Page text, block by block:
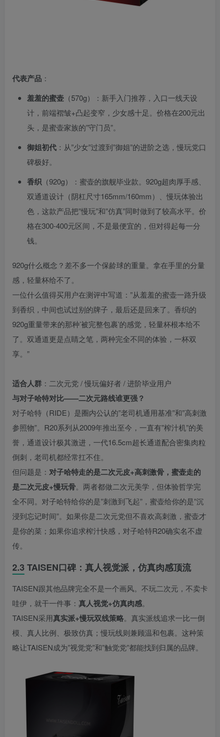
代表产品 ：
羞羞的蜜壶 （570g）：新手入门推荐，入口一线天设
计，前端褶皱+凸起变窄，少女感十足。价格在200元出
头，是蜜壶家族的”守门员”。
御姐初代 ：从”少女”过渡到”御姐”的进阶之选，慢玩党口
碑极好。
香织 （920g）：蜜壶的旗舰毕业款。920g超肉厚手感、
双通道设计（阴杠尺寸165mm/160mm）、慢玩体验出
色，这款产品把”慢玩”和”仿真”同时做到了较高水平。价
格在300-400元区间，不是最便宜的，但对得起每一分
钱。
920g什么概念？差不多一个保龄球的重量。拿在手里的分量
感，轻量杯给不了。
一位什么值得买用户在测评中写道：”从羞羞的蜜壶一路升级
到香织，中间也试过别的牌子，最后还是回来了。香织的
920g重量带来的那种’被完整包裹’的感觉，轻量杯根本给不
了。双通道更是点睛之笔，两种完全不同的体验，一杯双
享。”
适合人群 ：二次元党 / 慢玩偏好者 / 进阶毕业用户
与对子哈特对比——二次元路线谁更强？
对子哈特（RIDE）是圈内公认的”老司机通用基准”和”高刺激
参照物”。R20系列从2009年推出至今，一直有”榨汁机”的美
誉，通道设计极其激进，一代16.5cm超长通道配合密集肉粒
倒刺，老司机都经常扛不住。
但问题是： 对子哈特走的是二次元皮+高刺激骨，蜜壶走的
是二次元皮+慢玩骨。两者都做二次元美学，但体验哲学完
全不同。对子哈特给你的是”刺激到飞起”，蜜壶给你的是”沉
浸到忘记时间”。如果你是二次元党但不喜欢高刺激，蜜壶才
是你的菜；如果你追求榨汁快感，对子哈特R20确实名不虚
传。
2.3 TAISEN口碑：真人视觉派，仿真肉感顶流
TAISEN跟其他品牌完全不是一个画风。不玩二次元，不卖卡
哇伊，就干一件事： 真人视觉+仿真肉感。
TAISEN采用真实派+慢玩双线策略。真实派线追求一比一倒
模、真人比例、极致仿真；慢玩线则兼顾温和包裹。这种策
略让TAISEN成为”视觉党”和”触觉党”都能找到归属的品牌。